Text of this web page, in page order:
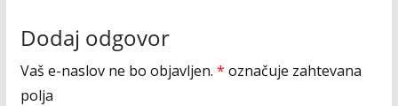
Dodaj odgovor
Vaš e-naslov ne bo objavljen. * označuje zahtevana
polja